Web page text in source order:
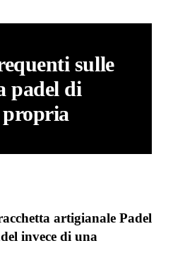
sulle
padel di
artigianale Padel
invece di una